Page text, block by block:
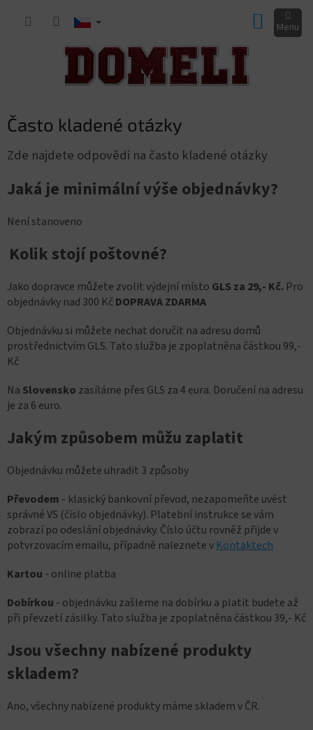
KOŠÍK
Často kladené otázky
Zde najdete odpovědi na často kladené otázky
Jaká je minimální výše objednávky?
Není stanoveno
Kolik stojí poštovné?
Jako dopravce můžete zvolit výdejní místo GLS za 29,- Kč. Pro
objednávky nad 300 KčDOPRAVA ZDARMA
Objednávku si můžete nechat doručit na adresu domů
prostřednictvím GLS. Tato služba je zpoplatněna částkou 99,-
Kč
Na Slovensko zasíláme přes GLS za 4 eura. Doručení na adresu
je za 6 euro.
Jakým způsobem můžu zaplatit
Objednávku můžete uhradit 3 způsoby
Převodem - klasický bankovní převod, nezapomeňte uvést
správné VS (číslo objednávky). Platební instrukce se vám
zobrazí po odeslání objednávky. Číslo účtu rovněž přijde v
potvrzovacím emailu, případně naleznete v Kontaktech
Kartou - online platba
Dobírkou - objednávku zašleme na dobírku a platit budete až
při převzetí zásilky. Tato služba je zpoplatněna částkou 39,- Kč
Jsou všechny nabízené produkty
skladem?
Ano, všechny nabízené produkty máme skladem v ČR.